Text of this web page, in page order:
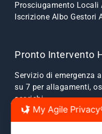
Prosciugamento Locali
Iscrizione Albo Gestori
Pronto Intervento
Servizio di emergenza
su 7 per allagamenti,
scarichi.
My Agile